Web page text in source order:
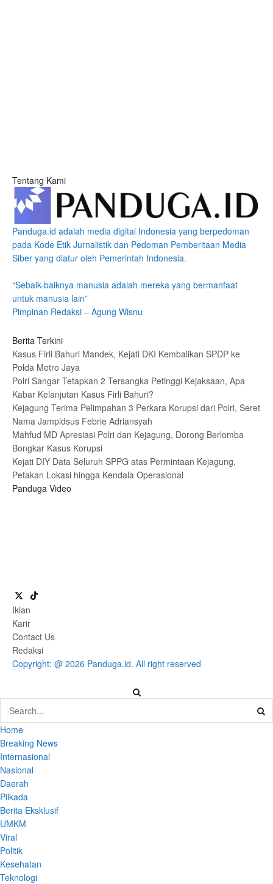
Tentang Kami
Panduga.id adalah media digital Indonesia yang berpedoman
pada Kode Etik Jurnalistik dan Pedoman Pemberitaan Media
Siber yang diatur oleh Pemerintah Indonesia.
“Sebaik-baiknya manusia adalah mereka yang bermanfaat
untuk manusia lain”
Pimpinan Redaksi – Agung Wisnu
Berita Terkini
Kasus Firli Bahuri Mandek, Kejati DKI Kembalikan SPDP ke
Polda Metro Jaya
Polri Sangar Tetapkan 2 Tersangka Petinggi Kejaksaan, Apa
Kabar Kelanjutan Kasus Firli Bahuri?
Kejagung Terima Pelimpahan 3 Perkara Korupsi dari Polri, Seret
Nama Jampidsus Febrie Adriansyah
Mahfud MD Apresiasi Polri dan Kejagung, Dorong Berlomba
Bongkar Kasus Korupsi
Kejati DIY Data Seluruh SPPG atas Permintaan Kejagung,
Petakan Lokasi hingga Kendala Operasional
Panduga Video
Iklan
Karir
Contact Us
Redaksi
Copyright: @ 2026 Panduga.id. All right reserved
Home
Breaking News
Internasional
Nasional
Daerah
Pilkada
Berita Eksklusif
UMKM
Viral
Politik
Kesehatan
Teknologi